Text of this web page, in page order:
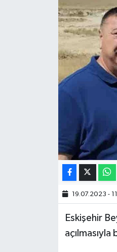
19.07.2023 -
Eskişehir
Resmi ilanlar